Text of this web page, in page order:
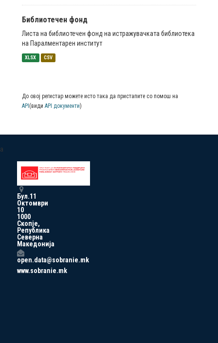
Библиотечен фонд
Листа на библиотечен фонд на истражувачката библиотека
на Паралментарен институт
XLSX CSV
До овој регистар можете исто така да пристапите со помош на
API (види API документи)
a
Бул.11
Октомври
10
1000
Скопје,
Република
Северна
Македонија
open.data@sobranie.mk
www.sobranie.mk